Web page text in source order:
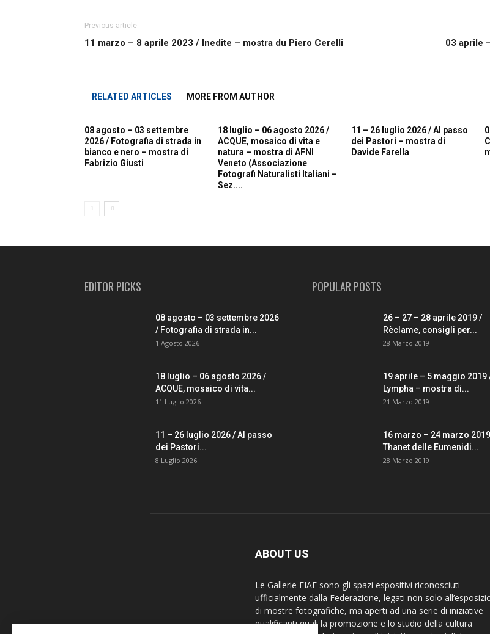
Previous article
11 marzo – 8 aprile 2023 / Inedite – mostra du Piero Cerelli
03 aprile
RELATED ARTICLES MORE FROM AUTHOR
08 agosto – 03 settembre
2026 / Fotografia di strada in
bianco e nero – mostra di
Fabrizio Giusti
18 luglio – 06 agosto 2026 /
ACQUE, mosaico di vita e
natura – mostra di AFNI
Veneto (Associazione
Fotografi Naturalisti Italiani –
Sez....
11 – 26 luglio 2026 / Al passo
dei Pastori – mostra di
Davide Farella
EDITOR PICKS
08 agosto – 03 settembre 2026
/ Fotografia di strada in...
1 Agosto 2026
18 luglio – 06 agosto 2026 /
ACQUE, mosaico di vita...
11 Luglio 2026
11 – 26 luglio 2026 / Al passo
dei Pastori...
8 Luglio 2026
POPULAR POSTS
26 – 27 – 28 aprile 2019 /
Rèclame, consigli per...
28 Marzo 2019
19 aprile – 5 maggio 2019
Lympha – mostra di...
21 Marzo 2019
16 marzo – 24 marzo
Thanet delle Eumenidi...
28 Marzo 2019
ABOUT US
Le Gallerie FIAF sono gli spazi espositivi riconosciuti
ufficialmente dalla Federazione, legati non solo
di mostre fotografiche, ma aperti ad una serie di iniziative
qualificanti quali la promozione e lo studio della cultura